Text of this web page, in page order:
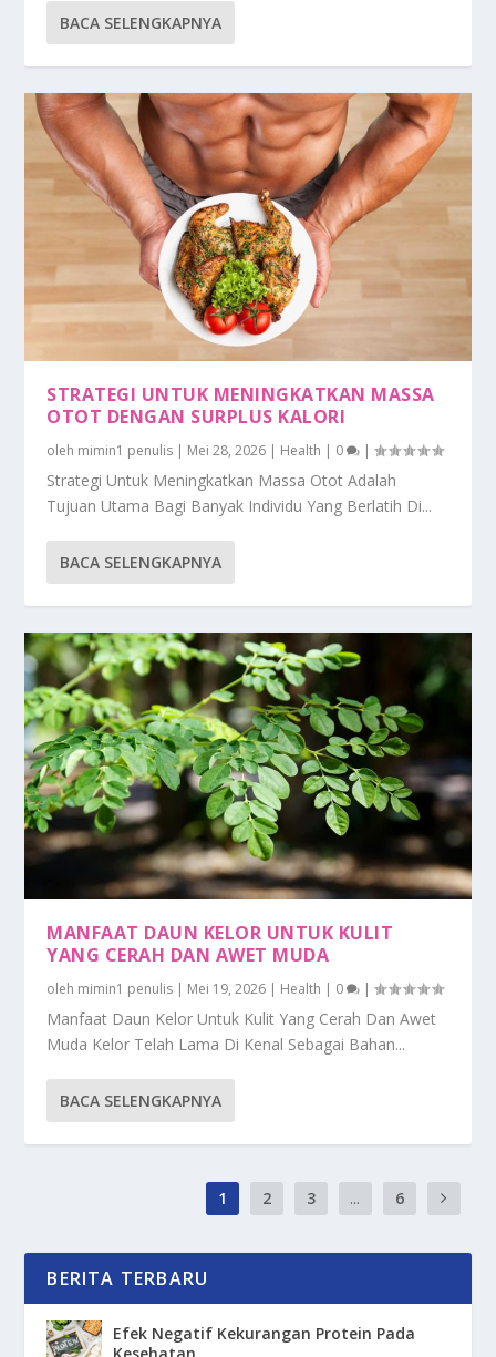
BACA SELENGKAPNYA
STRATEGI UNTUK MENINGKATKAN MASSA
OTOT DENGAN SURPLUS KALORI
oleh mimin1 penulis | Mei 28, 2026 | Health | 0 |
Strategi Untuk Meningkatkan Massa Otot Adalah
Tujuan Utama Bagi Banyak Individu Yang Berlatih Di...
BACA SELENGKAPNYA
MANFAAT DAUN KELOR UNTUK KULIT
YANG CERAH DAN AWET MUDA
oleh mimin1 penulis | Mei 19, 2026 | Health | 0 |
Manfaat Daun Kelor Untuk Kulit Yang Cerah Dan Awet
Muda Kelor Telah Lama Di Kenal Sebagai Bahan...
BACA SELENGKAPNYA
1 2 3 ... 6
BERITA TERBARU
Efek Negatif Kekurangan Protein Pada